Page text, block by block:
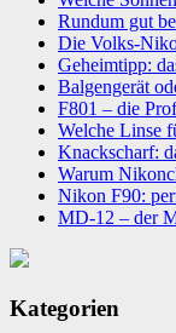
Rundum gut
Die Volks-
Geheimtipp:
Balgengerät
F801 – die
Welche Linse
Knackscharf:
Warum
Nikon F90:
MD-12 – der
Kategorien